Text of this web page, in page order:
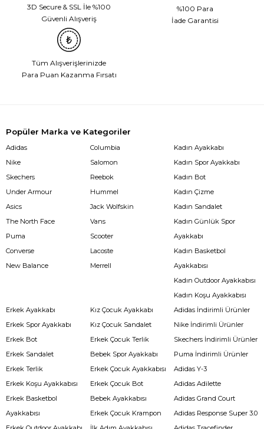
3D Secure & SSL İle %100
Güvenli Alışveriş
%100 Para
İade Garantisi
Tüm Alışverişlerinizde
Para Puan Kazanma Fırsatı
Popüler Marka ve Kategoriler
Adidas
Nike
Skechers
Under Armour
Asics
The North Face
Puma
Converse
New Balance
Columbia
Salomon
Reebok
Hummel
Jack Wolfskin
Vans
Scooter
Lacoste
Merrell
Kadın Ayakkabı
Kadın Spor Ayakkabı
Kadın Bot
Kadın Çizme
Kadın Sandalet
Kadın Günlük Spor
Ayakkabı
Kadın Basketbol
Ayakkabısı
Kadın Outdoor Ayakkabısı
Kadın Koşu Ayakkabısı
Erkek Ayakkabı
Erkek Spor Ayakkabı
Erkek Bot
Erkek Sandalet
Erkek Terlik
Erkek Koşu Ayakkabısı
Erkek Basketbol
Ayakkabısı
Kız Çocuk Ayakkabı
Kız Çocuk Sandalet
Erkek Çocuk Terlik
Bebek Spor Ayakkabı
Erkek Çocuk Ayakkabısı
Erkek Çocuk Bot
Bebek Ayakkabısı
Erkek Çocuk Krampon
Adidas İndirimli Ürünler
Nike İndirimli Ürünler
Skechers İndirimli Ürünler
Puma İndirimli Ürünler
Adidas Y-3
Adidas Adilette
Adidas Grand Court
Adidas Response Super 3.0